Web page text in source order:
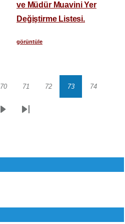
ve Müdür Muavini Yer
Değiştirme Listesi.
görüntüle
Sayfa
70 Sayfa
71 Sayfa
72 Sayfa
73 Sayfa
74
SonrakiSon